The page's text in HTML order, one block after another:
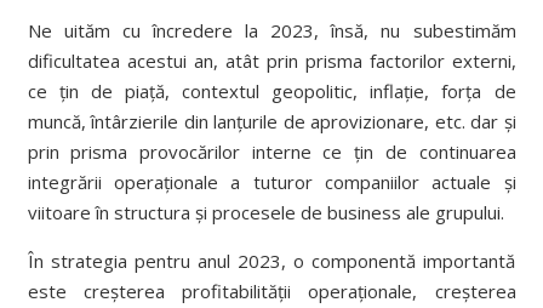
Ne uităm cu încredere la 2023, însă, nu subestimăm
dificultatea acestui an, atât prin prisma factorilor externi,
ce țin de piață, contextul geopolitic, inflație, forța de
muncă, întârzierile din lanțurile de aprovizionare, etc. dar și
prin prisma provocărilor interne ce țin de continuarea
integrării operaționale a tuturor companiilor actuale și
viitoare în structura și procesele de business ale grupului.
În strategia pentru anul 2023, o componentă importantă
este creșterea profitabilității operaționale, creșterea